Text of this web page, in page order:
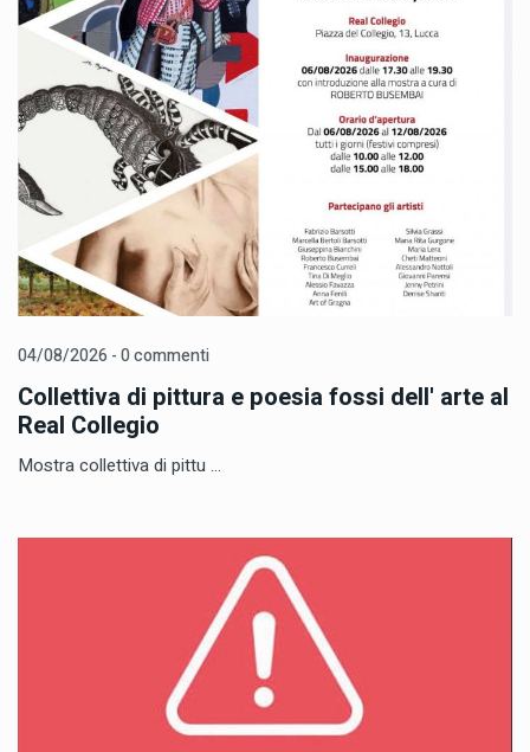
04/08/2026 - 0 commenti
Collettiva di pittura e poesia fossi dell' arte al
Real Collegio
Mostra collettiva di pittu ...